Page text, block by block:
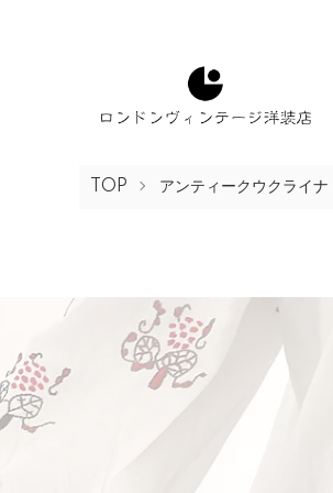
TOP アンティークウクライナ